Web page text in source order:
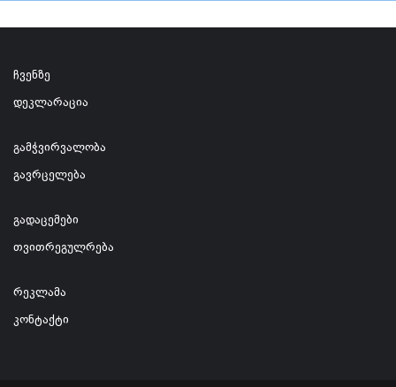
ჩვენზე
დეკლარაცია
გამჭვირვალობა
გავრცელება
გადაცემები
თვითრეგულრება
რეკლამა
კონტაქტი